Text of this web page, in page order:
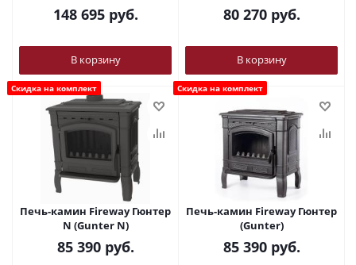
148 695руб.
В корзину
80 270руб.
В корзину
Скидка на комплект
Печь-камин Fireway Гюнтер
N (Gunter N)
85 390руб.
Скидка на комплект
Печь-камин Fireway Гюнтер
(Gunter)
85 390руб.